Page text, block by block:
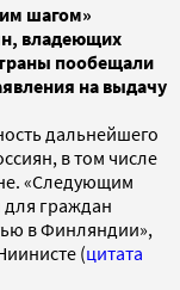
шагом»
владеющих
пообещали
на выдачу
дальнейшего
в том числе
«Следующим
для граждан
в Финляндии»,
(цитата